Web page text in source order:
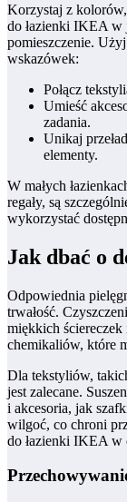
Korzystaj z
do łazienki IKEA w
pomieszczenie.
wskazówek:
Połącz
Umieść
zadania.
Unikaj
elementy.
W małych
regały, są
wykorzystać
Jak dbać o
Odpowiednia
trwałość.
miękkich
chemikaliów, które
Dla tekstyliów,
jest zalecane.
i akcesoria, jak
wilgoć, co chroni
do łazienki IKEA w